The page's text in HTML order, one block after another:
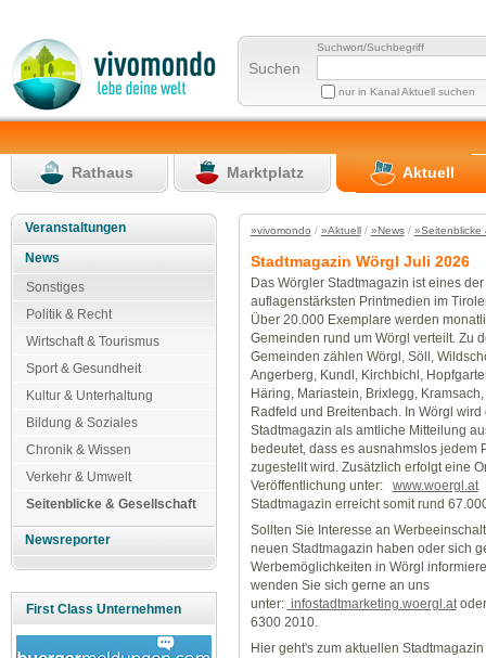
Suchen
Suchwort/Suchbegriff
nur in Kanal Aktuell suchen
Rathaus Marktplatz Aktuell
Veranstaltungen
News
Sonstiges
Politik & Recht
Wirtschaft & Tourismus
Sport & Gesundheit
Kultur & Unterhaltung
Bildung & Soziales
Chronik & Wissen
Verkehr & Umwelt
Seitenblicke & Gesellschaft
Newsreporter
First Class Unternehmen
»vivomondo / »Aktuell/ »News/ »Seitenblicke
Stadtmagazin Wörgl Juli 2026
Das Wörgler Stadtmagazin ist eines der
auflagenstärksten Printmedien im
Über 20.000 Exemplare werden
Gemeinden rund um Wörgl verteilt. Zu
Gemeinden zählen Wörgl, Söll,
Angerberg, Kundl, Kirchbichl,
Häring, Mariastein, Brixlegg,
Radfeld und Breitenbach. In Wörgl wird
Stadtmagazin als amtliche Mitteilung
bedeutet, dass es ausnahmslos jedem
zugestellt wird. Zusätzlich erfolgt eine
Veröffentlichung unter: www.woergl.at.
Stadtmagazin erreicht somit rund
Sollten Sie Interesse an
neuen Stadtmagazin haben oder sich
Werbemöglichkeiten in Wörgl
wenden Sie sich gerne an uns
unter: infostadtmarketing.woergl.at
6300 2010.
Hier geht's zum aktuellen